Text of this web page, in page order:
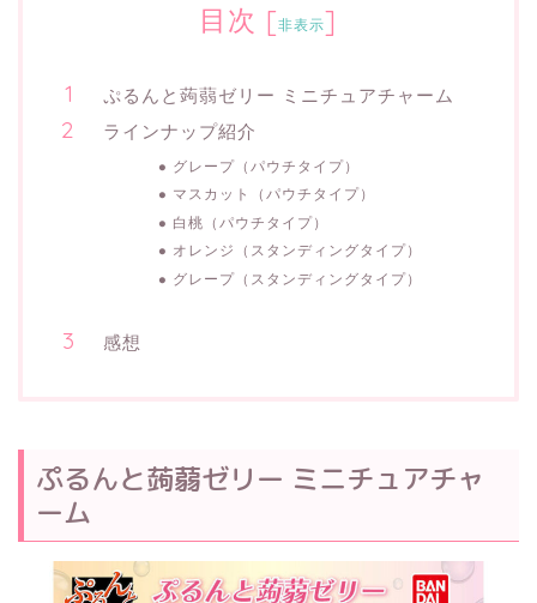
目次 [非表示]
ぷるんと蒟蒻ゼリー ミニチュアチャーム
ラインナップ紹介
グレープ（パウチタイプ）
マスカット（パウチタイプ）
白桃（パウチタイプ）
オレンジ（スタンディングタイプ）
グレープ（スタンディングタイプ）
感想
ぷるんと蒟蒻ゼリー ミニチュアチャ
ーム